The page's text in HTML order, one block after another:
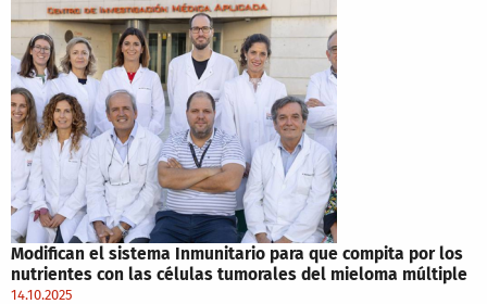
Modifican el sistema Inmunitario para que compita por los
nutrientes con las células tumorales del mieloma múltiple
14.10.2025